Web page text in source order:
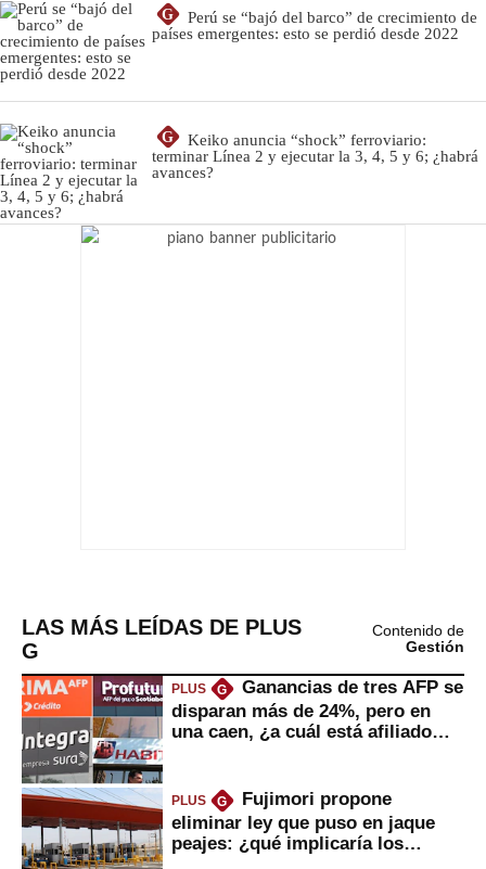
G
Perú se “bajó del barco” de crecimiento de
países emergentes: esto se perdió desde 2022
G
Keiko anuncia “shock” ferroviario:
terminar Línea 2 y ejecutar la 3, 4, 5 y 6; ¿habrá
avances?
LAS MÁS LEÍDAS DE PLUS
G
Contenido de
Gestión
PLUS G
Ganancias de tres AFP se
disparan más de 24%, pero en
una caen, ¿a cuál está afiliado
PLUS G
Fujimori propone
eliminar ley que puso en jaque
peajes: ¿qué implicaría los